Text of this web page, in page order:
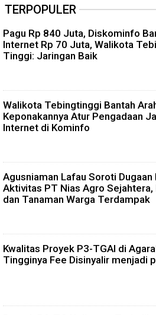
TERPOPULER
Pagu Rp 840 Juta, Diskominfo
Internet Rp 70 Juta, Walikota
Tinggi: Jaringan Baik
Walikota Tebingtinggi Bantah
Keponakannya Atur Pengadaan
Internet di Kominfo
Agusniaman Lafau Soroti Dugaan
Aktivitas PT Nias Agro Sejahtera,
dan Tanaman Warga Terdampak
Kwalitas Proyek P3-TGAI di
Tingginya Fee Disinyalir menjadi